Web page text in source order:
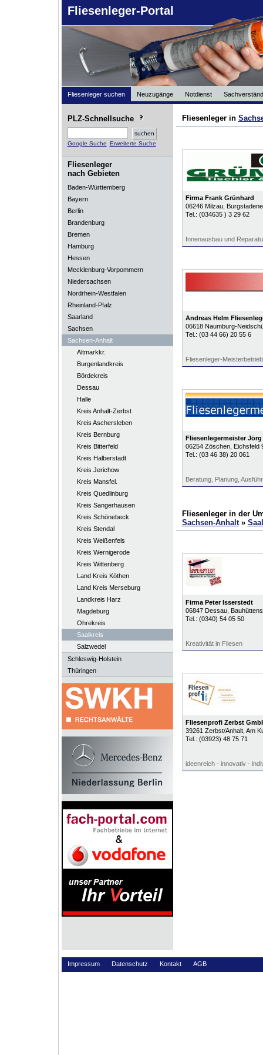
Fliesenleger-Portal
Fliesenleger suchen Neuzugänge Notdienst
PLZ-Schnellsuche
Google Suche Erweiterte Suche
Fliesenleger
nach Gebieten
Baden-Württemberg
Bayern
Berlin
Brandenburg
Bremen
Hamburg
Hessen
Mecklenburg-Vorpommern
Niedersachsen
Nordrhein-Westfalen
Rheinland-Pfalz
Saarland
Sachsen
Sachsen-Anhalt
Altmarkkr.
Burgenlandkreis
Bördekreis
Dessau
Halle
Kreis Anhalt-Zerbst
Kreis Aschersleben
Kreis Bernburg
Kreis Bitterfeld
Kreis Halberstadt
Kreis Jerichow
Kreis Mansfel.
Kreis Quedlinburg
Kreis Sangerhausen
Kreis Schönebeck
Kreis Stendal
Kreis Weißenfels
Kreis Wernigerode
Kreis Wittenberg
Land Kreis Köthen
Land Kreis Merseburg
Landkreis Harz
Magdeburg
Ohrekreis
Saalkreis
Salzwedel
Schleswig-Holstein
Thüringen
Fliesenleger in
Firma Frank Grünhard
06246 Milzau,
Tel.: (034635 ) 3 29 62
Innenausbau und
Andreas Helm
06618 Naumburg-
Tel.: (03 44 66) 20 55 6
Fliesenleger-Meisterbetrieb
Fliesenlegermeister
06254 Zöschen, Eichsfeld
Tel.: (03 46 38) 20 061
Beratung, Planung,
Fliesenleger in der
Sachsen-Anhalt»
Firma Peter Isserstedt
06847 Dessau,
Tel.: (0340) 54 05 50
Kreativität in Fliesen
Fliesenprofi Zerbst
39261 Zerbst/Anhalt, Am
Tel.: (03923) 48 75 71
ideenreich - innovativ -
Impressum Datenschutz Kontakt AGB